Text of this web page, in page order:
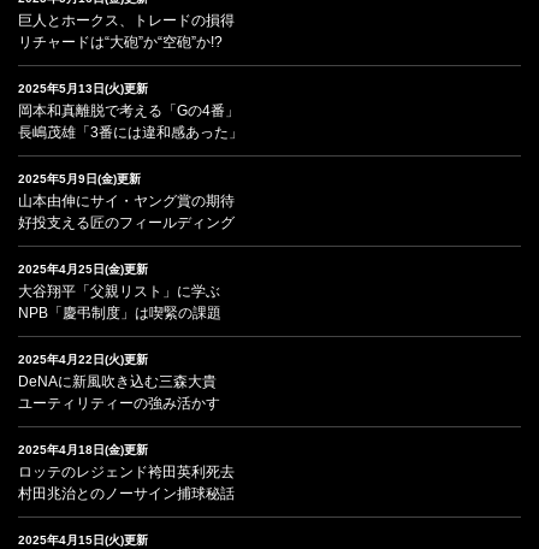
巨人とホークス、トレードの損得
リチャードは“大砲”か“空砲”か!?
2025年5月13日(火)更新
岡本和真離脱で考える「Gの4番」
長嶋茂雄「3番には違和感あった」
2025年5月9日(金)更新
山本由伸にサイ・ヤング賞の期待
好投支える匠のフィールディング
2025年4月25日(金)更新
大谷翔平「父親リスト」に学ぶ
NPB「慶弔制度」は喫緊の課題
2025年4月22日(火)更新
DeNAに新風吹き込む三森大貴
ユーティリティーの強み活かす
2025年4月18日(金)更新
ロッテのレジェンド袴田英利死去
村田兆治とのノーサイン捕球秘話
2025年4月15日(火)更新